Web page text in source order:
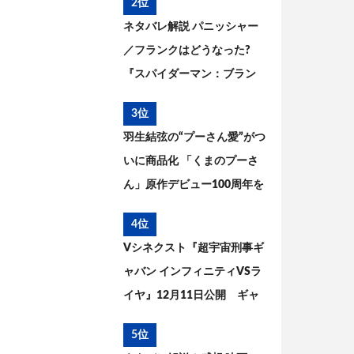
2位
ネタバレ解説 パニッシャー
／フランクはどうなった?
『スパイダーマン：ブラン
までを考察
3位
羽生結弦の“プーさん愛”がつ
いに商品化 「くまのプーさ
ん」原作デビュー100周年を
4位
Vシネクスト『超宇宙刑事ギ
ャバン インフィニティVSラ
イヤ』12月11日公開 ギャ
5位